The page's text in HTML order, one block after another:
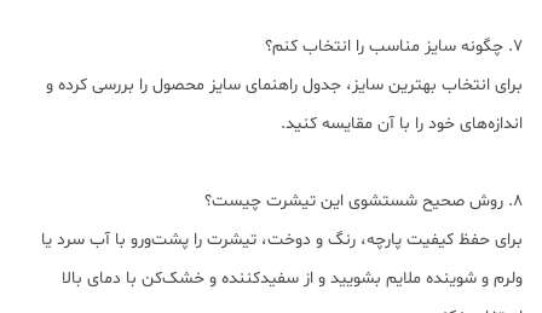
7. چگونه سایز مناسب را انتخاب کنم؟
برای انتخاب بهترین سایز، جدول راهنمای سایز محصول را بررسی کرده و
اندازه‌های خود را با آن مقایسه کنید.
8. روش صحیح شستشوی این تیشرت چیست؟
برای حفظ کیفیت پارچه، رنگ و دوخت، تیشرت را پشت‌ورو با آب سرد یا
ولرم و شوینده ملایم بشویید و از سفیدکننده و خشک‌کن با دمای بالا